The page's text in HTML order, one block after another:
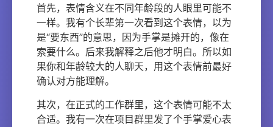
首先，表情含义在不同年龄段的人眼里可能不
一样。我有个长辈第一次看到这个表情，以为
是“要东西”的意思，因为手掌是摊开的，像在
索要什么。后来我解释之后他才明白。所以如
果你和年龄较大的人聊天，用这个表情前最好
确认对方能理解。
其次，在正式的工作群里，这个表情可能不太
合适。我有一次在项目群里发了个手掌爱心表